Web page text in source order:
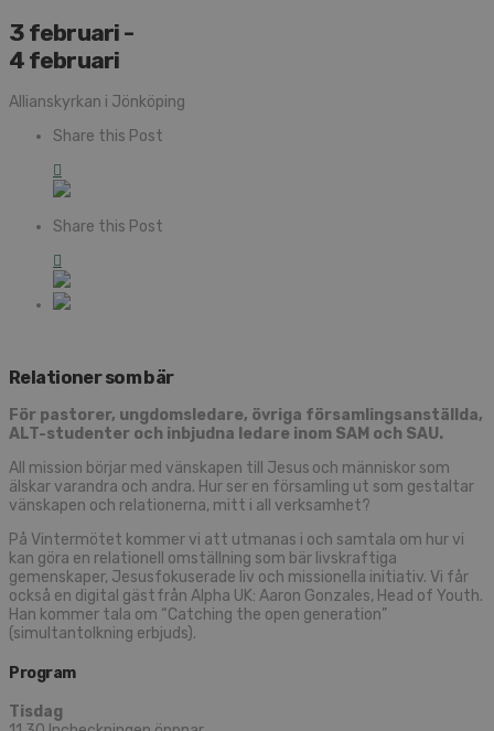
3 februari -
4 februari
Allianskyrkan i Jönköping
Share this Post
Share this Post
Relationer som bär
För pastorer, ungdomsledare, övriga församlingsanställda,
ALT-studenter och inbjudna ledare inom SAM och SAU.
All mission börjar med vänskapen till Jesus och människor som
älskar varandra och andra. Hur ser en församling ut som gestaltar
vänskapen och relationerna, mitt i all verksamhet?
På Vintermötet kommer vi att utmanas i och samtala om hur vi
kan göra en relationell omställning som bär livskraftiga
gemenskaper, Jesusfokuserade liv och missionella initiativ. Vi får
också en digital gäst från Alpha UK: Aaron Gonzales, Head of Youth.
Han kommer tala om “Catching the open generation”
(simultantolkning erbjuds).
Program
Tisdag